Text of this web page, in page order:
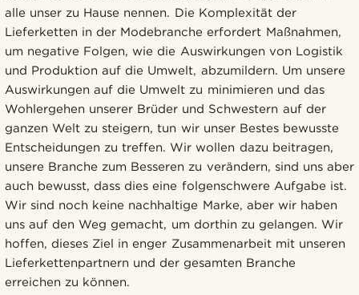
alle unser zu Hause nennen. Die Komplexität der
Lieferketten in der Modebranche erfordert Maßnahmen,
um negative Folgen, wie die Auswirkungen von Logistik
und Produktion auf die Umwelt, abzumildern. Um unsere
Auswirkungen auf die Umwelt zu minimieren und das
Wohlergehen unserer Brüder und Schwestern auf der
ganzen Welt zu steigern, tun wir unser Bestes bewusste
Entscheidungen zu treffen. Wir wollen dazu beitragen,
unsere Branche zum Besseren zu verändern, sind uns aber
auch bewusst, dass dies eine folgenschwere Aufgabe ist.
Wir sind noch keine nachhaltige Marke, aber wir haben
uns auf den Weg gemacht, um dorthin zu gelangen. Wir
hoffen, dieses Ziel in enger Zusammenarbeit mit unseren
Lieferkettenpartnern und der gesamten Branche
erreichen zu können.